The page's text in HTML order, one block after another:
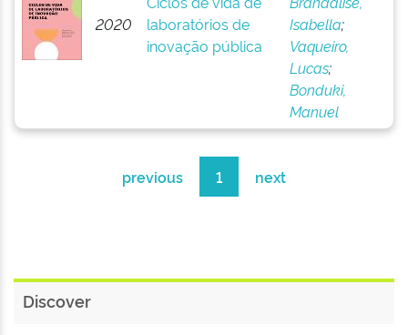
2020
laboratórios de
inovação pública
Isabella;
Vaqueiro,
Lucas;
Bonduki,
Manuel
previous 1 next
Discover